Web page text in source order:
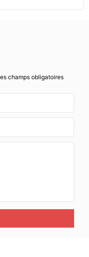
champs obligatoires